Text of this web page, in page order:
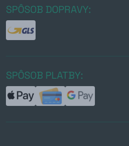
SPÔSOB DOPRAVY:
SPÔSOB PLATBY: